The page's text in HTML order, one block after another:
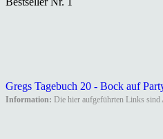
Gregs Tagebuch 20 - Bock auf
Information: Die hier aufgeführten Links sind